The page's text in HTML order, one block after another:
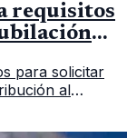
requisitos
para solicitar
al